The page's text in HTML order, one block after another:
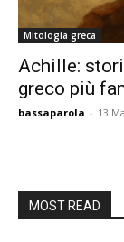
Mitologia greca
Achille:
greco più
bassaparola - 13
MOST READ